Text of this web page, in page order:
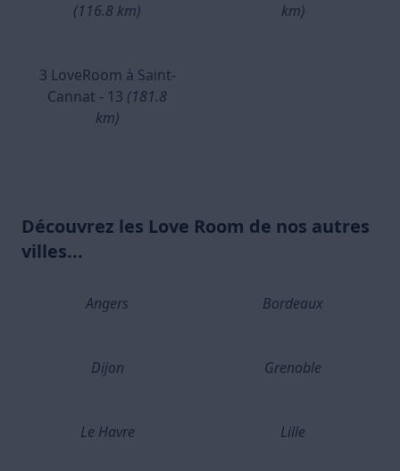
(116.8 km)
km)
3 LoveRoom à Saint-
Cannat - 13 (181.8
km)
Découvrez les Love Room de nos autres
villes...
Angers Bordeaux
Dijon Grenoble
Le Havre Lille